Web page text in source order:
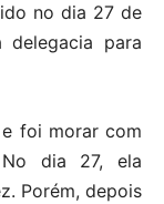
no dia 27 de
para
foi morar com
dia 27, ela
Porém, depois